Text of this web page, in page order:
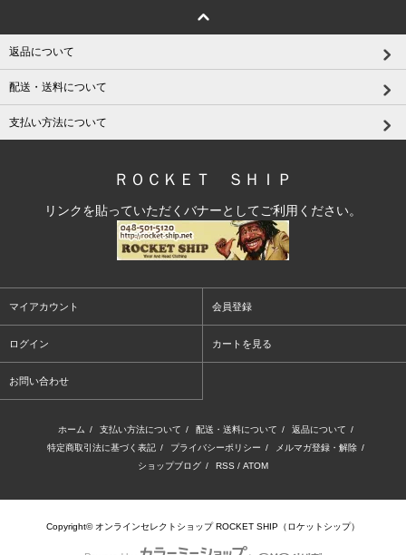
返品について
配送・送料について
支払い方法について
ＲＯＣＫＥＴ ＳＨＩＰ
リンクを貼っていただくバナーとしてご利用ください。
マイアカウント 会員登録
ログイン カートを見る
お問い合わせ
ホーム / 支払い方法について / 配送・送料について / 返品について /
特定商取引法に基づく表記 / プライバシーポリシー / メルマガ登録・解除 /
ショップブログ / RSS / ATOM
Copyright© オンラインセレクトショップ ROCKET SHIP（ロケットシップ）